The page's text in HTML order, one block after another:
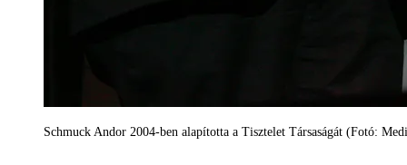
Schmuck Andor 2004-ben alapította a Tisztelet Társaságát (Fotó: